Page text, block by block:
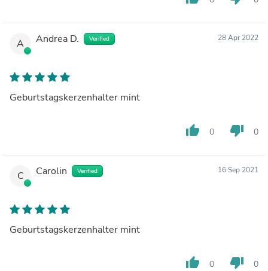
A Andrea D. Verified 28 Apr 2022
Geburtstagskerzenhalter mint
thumb_up 0 thumb_down 0
C Carolin Verified 16 Sep 2021
Geburtstagskerzenhalter mint
thumb_up 0 thumb_down 0